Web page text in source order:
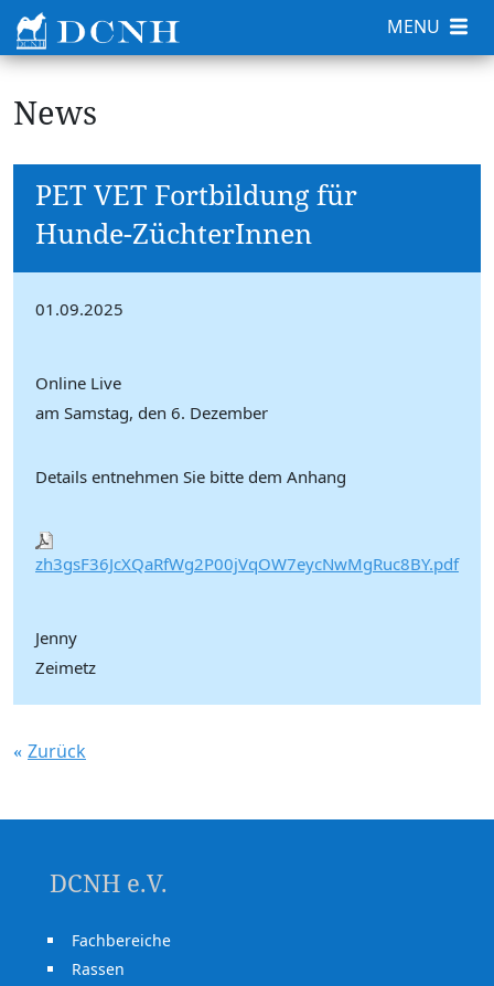
News
PET VET Fortbildung für
Hunde-ZüchterInnen
01.09.2025
Online Live
am Samstag, den 6. Dezember
Details entnehmen Sie bitte dem Anhang
zh3gsF36JcXQaRfWg2P00jVqOW7eycNwMgRuc8BY.pdf
Jenny
Zeimetz
Zurück
DCNH e.V.
Fachbereiche
Rassen
MENU